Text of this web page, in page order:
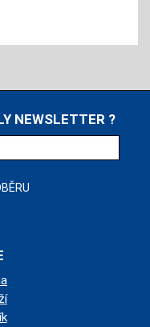
NEWSLETTER ?